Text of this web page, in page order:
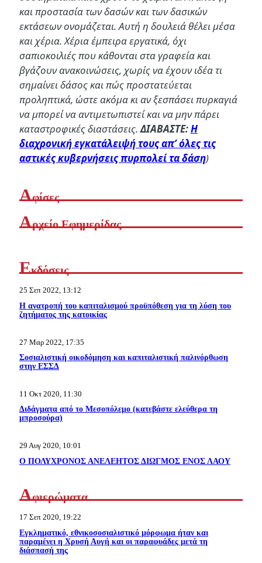
και προστασία των δασών και των δασικών
εκτάσεων ονομάζεται. Αυτή η δουλειά θέλει μέσα
και χέρια. Χέρια έμπειρα εργατικά, όχι
σαπιοκοιλιές που κάθονται στα γραφεία και
βγάζουν ανακοινώσεις, χωρίς να έχουν ιδέα τι
σημαίνει δάσος και πώς προστατεύεται
προληπτικά, ώστε ακόμα κι αν ξεσπάσει πυρκαγιά
να μπορεί να αντιμετωπιστεί και να μην πάρει
καταστροφικές διαστάσεις.ΔΙΑΒΑΣΤΕ:Η
διαχρονική εγκατάλειψή τους απ’ όλες τις
αστικές κυβερνήσεις πυρπολεί τα δάση)
Αφίσες
Αρχείο Εφημερίδας
Εκδόσεις
25 Σεπ 2022, 13:12
Η ανατροπή του καπιταλισμού προϋπόθεση για τη λύση του
ζητήματος της κατοικίας
27 Μαρ 2022, 17:35
Σοσιαλιστική οικοδόμηση και καπιταλιστική παλινόρθωση
στην ΕΣΣΔ
11 Οκτ 2020, 11:30
Διδάγματα από το Μεσοπόλεμο (κατεβάστε ελεύθερα τη
μπροσούρα)
29 Αυγ 2020, 10:01
Ο ΠΟΛΥΧΡΟΝΟΣ ΑΝΕΛΕΗΤΟΣ ΔΙΩΓΜΟΣ ΕΝΟΣ ΛΑΟΥ
Αφιερώματα
17 Σεπ 2020, 19:22
Εγκληματικό, εθνικοσοσιαλιστικό μόρφωμα ήταν και
παραμένει η Χρυσή Αυγή και οι παραφυάδες μετά τη
διάσπασή της